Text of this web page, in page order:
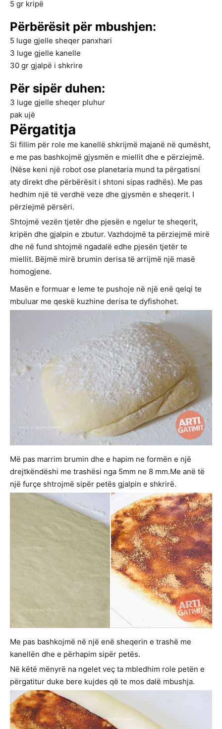
5 gr kripë
Përbërësit për mbushjen:
5 luge gjelle sheqer panxhari
3 luge gjelle kanelle
30 gr gjalpë i shkrire
Për sipër duhen:
3 luge gjelle sheqer pluhur
pak ujë
Përgatitja
Si fillim për role me kanellë shkrijmë majanë në qumësht,
e me pas bashkojmë gjysmën e miellit dhe e përziejmë.
(Nëse keni një robot ose planetaria mund ta përgatisni
aty direkt dhe përbërësit i shtoni sipas radhës). Me pas
hedhim një të verdhë veze dhe gjysmën e sheqerit. I
përziejmë përsëri.
Shtojmë vezën tjetër dhe pjesën e ngelur te sheqerit,
kripën dhe gjalpin e zbutur. Vazhdojmë ta përziejmë mirë
dhe në fund shtojmë ngadalë edhe pjesën tjetër te
miellit. Bëjmë mirë brumin derisa të arrijmë një masë
homogjene.
Masën e formuar e leme te pushoje në një enë qelqi te
mbuluar me qeskë kuzhine derisa te dyfishohet.
Më pas marrim brumin dhe e hapim ne formën e një
drejtkëndëshi me trashësi nga 5mm ne 8 mm.Me anë të
një furçe shtrojmë sipër petës gjalpin e shkrirë.
Me pas bashkojmë në një enë sheqerin e trashë me
kanellën dhe e përhapim sipër petës.
Në këtë mënyrë na ngelet veç ta mbledhim role petën e
përgatitur duke bere kujdes që te mos dalë mbushja.